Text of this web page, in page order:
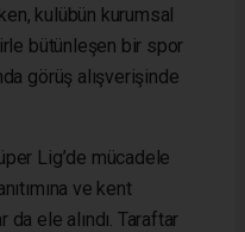
kulübün kurumsal
bütünleşen bir spor
görüş alışverişinde
Lig’de mücadele
ve kent
ele alındı. Taraftar